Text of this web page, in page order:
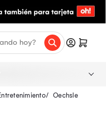
Oechsle